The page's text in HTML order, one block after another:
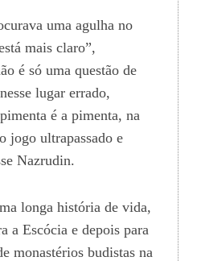
uma agulha no
mais claro”,
é só uma questão de
lugar errado,
é a pimenta, na
jogo ultrapassado e
Nazrudin.
longa história de vida,
a Escócia e depois para
monastérios budistas na